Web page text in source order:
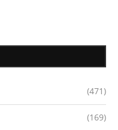
(471)
(169)